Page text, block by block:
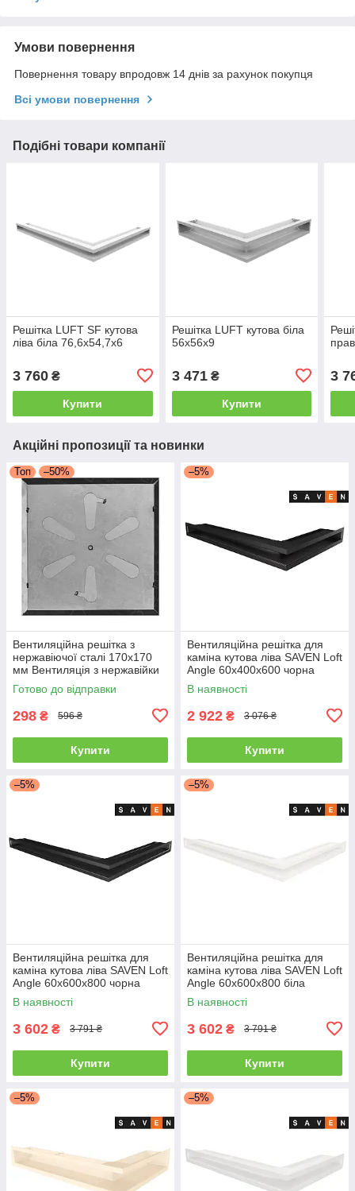
Умови повернення
Повернення товару впродовж 14 днів за рахунок покупця
Всі умови повернення
Подібні товари компанії
Решітка LUFT SF кутова
ліва біла 76,6x54,7x6
3 760 ₴
Купити
Решітка LUFT кутова біла
56x56x9
3 471₴
Купити
3
Акційні пропозиції та новинки
Топ –50%
Вентиляційна решітка з
нержавіючої сталі 170x170
мм Вентиляція з нержавійки
для печі
Готово до відправки
298 ₴ 596 ₴
Купити
–5%
Вентиляційна решітка для
каміна кутова ліва SAVEN Loft
Angle 60х400х600 чорна
В наявності
2 922 ₴ 3 076 ₴
Купити
–5%
Вентиляційна решітка для
каміна кутова ліва SAVEN Loft
Angle 60х600х800 чорна
В наявності
3 602 ₴ 3 791 ₴
Купити
–5%
Вентиляційна решітка для
каміна кутова ліва SAVEN Loft
Angle 60х600х800 біла
В наявності
3 602 ₴ 3 791 ₴
Купити
–5% –5%